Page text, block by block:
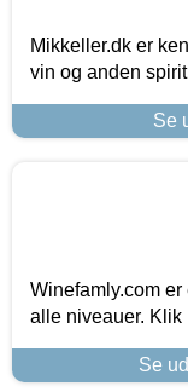
Mikkeller.dk er
vin og anden
Se
Winefamly.com
alle niveauer. Klik
Se